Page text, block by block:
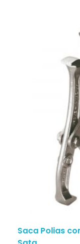
Saca Polias